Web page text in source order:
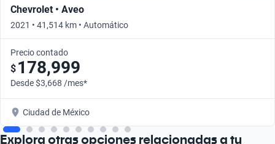
Chevrolet • Aveo
2021 • 41,514 km • Automático
Precio contado
$ 178,999
Desde $3,668 /mes*
Ciudad de México
Explora otras opciones relacionadas a tu